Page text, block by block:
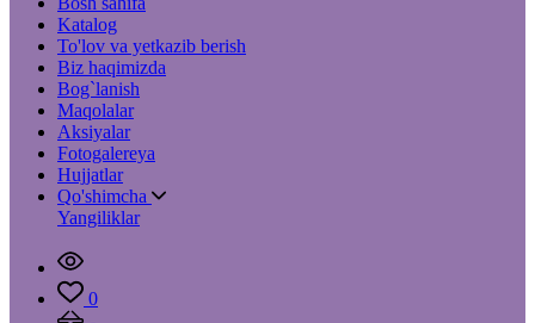
Katalog
To'lov va yetkazib berish
Biz haqimizda
Bog`lanish
Maqolalar
Aksiyalar
Fotogalereya
Hujjatlar
Qo'shimcha
Yangiliklar
0